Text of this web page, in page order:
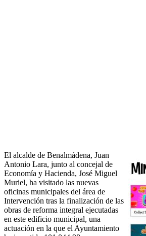
El alcalde de Benalmádena, Juan
Antonio Lara, junto al concejal de
Economía y Hacienda, José Miguel
Muriel, ha visitado las nuevas
oficinas municipales del área de
Intervención tras la finalización de las
obras de reforma integral ejecutadas
en este edificio municipal, una
actuación en la que el Ayuntamiento